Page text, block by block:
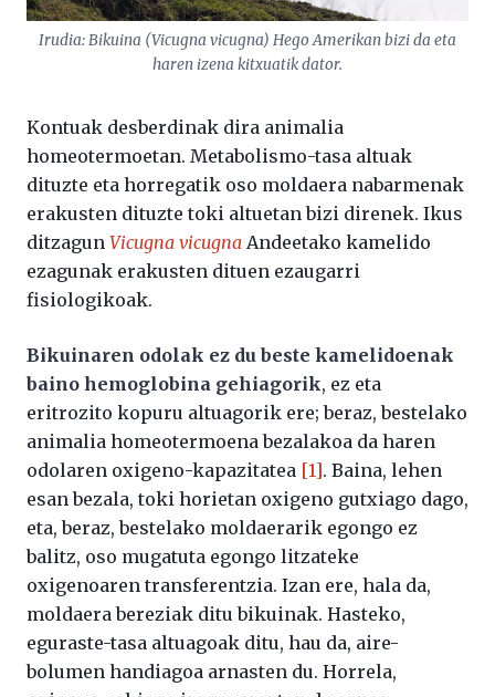
Irudia: Bikuina (Vicugna vicugna) Hego Amerikan bizi da eta
haren izena kitxuatik dator.
Kontuak desberdinak dira animalia
homeotermoetan. Metabolismo-tasa altuak
dituzte eta horregatik oso moldaera nabarmenak
erakusten dituzte toki altuetan bizi direnek. Ikus
ditzagun Vicugna vicugna Andeetako kamelido
ezagunak erakusten dituen ezaugarri
fisiologikoak.
Bikuinaren odolak ez du beste kamelidoenak
baino hemoglobina gehiagorik, ez eta
eritrozito kopuru altuagorik ere; beraz, bestelako
animalia homeotermoena bezalakoa da haren
odolaren oxigeno-kapazitatea [1]. Baina, lehen
esan bezala, toki horietan oxigeno gutxiago dago,
eta, beraz, bestelako moldaerarik egongo ez
balitz, oso mugatuta egongo litzateke
oxigenoaren transferentzia. Izan ere, hala da,
moldaera bereziak ditu bikuinak. Hasteko,
eguraste-tasa altuagoak ditu, hau da, aire-
bolumen handiagoa arnasten du. Horrela,